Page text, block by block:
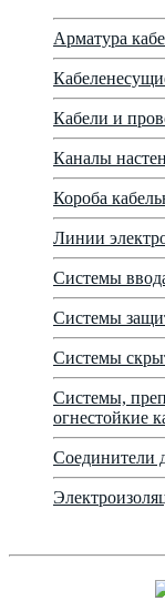
Арматура
Кабели и
Каналы
Короба
Линии
Системы
Системы
Системы
Системы,
огнестойкие
Соединители